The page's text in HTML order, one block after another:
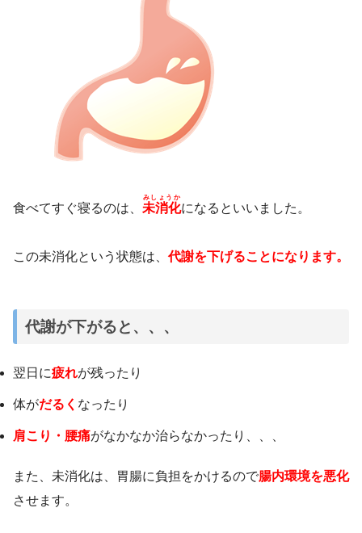
食べてすぐ寝るのは、 未消化
みしょうか
になるといいました。
この未消化という状態は、代謝を下げることになります。
代謝が下がると、、、
翌日に疲れが残ったり
体がだるく なったり
肩こり・腰痛がなかなか治らなかったり、、、
また、未消化は、胃腸に負担をかけるので腸内環境を悪化
させます。